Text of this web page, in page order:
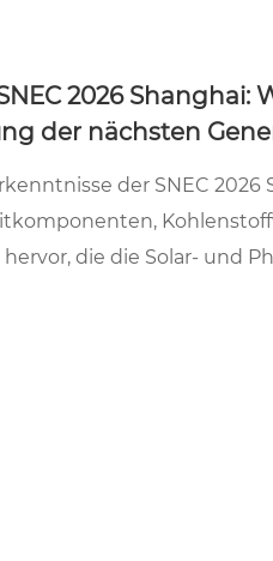
2026
der nächsten
der SNEC
die die Solar- und